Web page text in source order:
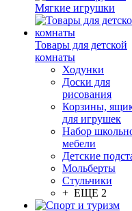
Мягкие игрушки
Товары для детской
комнаты
Ходунки
Доски для
рисования
Корзины,
для игрушек
Набор
мебели
Детские
Мольберты
Стульчики
+ ЕЩЕ 2